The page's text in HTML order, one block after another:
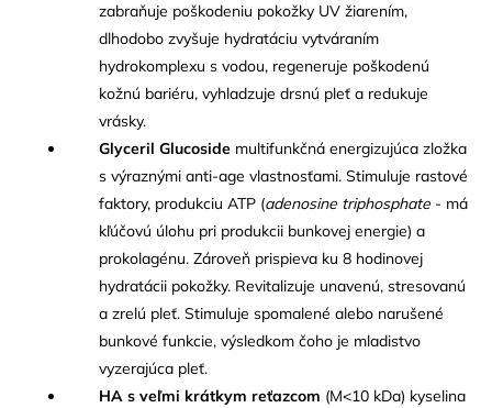
zabraňuje poškodeniu pokožky UV žiarením,
dlhodobo zvyšuje hydratáciu vytváraním
hydrokomplexu s vodou, regeneruje poškodenú
kožnú bariéru, vyhladzuje drsnú pleť a redukuje
vrásky.
Glyceril Glucoside multifunkčná energizujúca zložka
s výraznými anti-age vlastnosťami. Stimuluje rastové
faktory, produkciu ATP (adenosine triphosphate - má
kľúčovú úlohu pri produkcii bunkovej energie) a
prokolagénu. Zároveň prispieva ku 8 hodinovej
hydratácii pokožky. Revitalizuje unavenú, stresovanú
a zrelú pleť. Stimuluje spomalené alebo narušené
bunkové funkcie, výsledkom čoho je mladistvo
vyzerajúca pleť.
HA s veľmi krátkym reťazcom (M<10 kDa) kyselina